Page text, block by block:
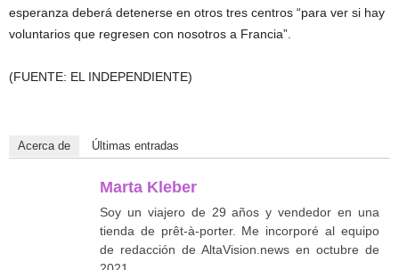
esperanza deberá detenerse en otros tres centros “para ver si hay
voluntarios que regresen con nosotros a Francia”.
(FUENTE: EL INDEPENDIENTE)
Acerca de Últimas entradas
Marta Kleber
Soy un viajero de 29 años y vendedor en una
tienda de prêt-à-porter. Me incorporé al equipo
de redacción de AltaVision.news en octubre de